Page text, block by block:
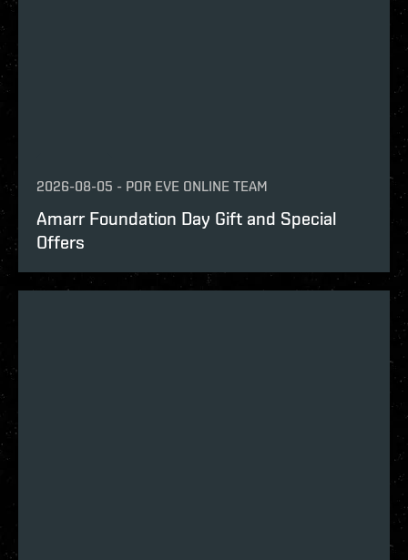
2026-08-05 - POR EVE ONLINE TEAM
Amarr Foundation Day Gift and Special
Offers